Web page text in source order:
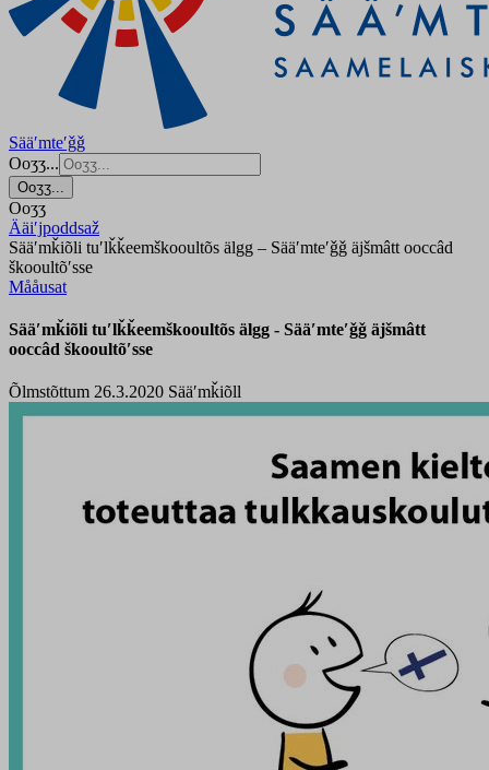
Sääʹmteʹǧǧ
Ooʒʒ...
Ooʒʒ...
Ooʒʒ
Ääiʹjpoddsaž
Sääʹmǩiõli tuʹlǩǩeemškooultõs älgg – Sääʹmteʹǧǧ äjšmâtt ooccâd
škooultõʹsse
Mååusat
Sääʹmǩiõli tuʹlǩǩeemškooultõs älgg - Sääʹmteʹǧǧ äjšmâtt
ooccâd škooultõʹsse
Õlmstõttum 26.3.2020 Sääʹmǩiõll